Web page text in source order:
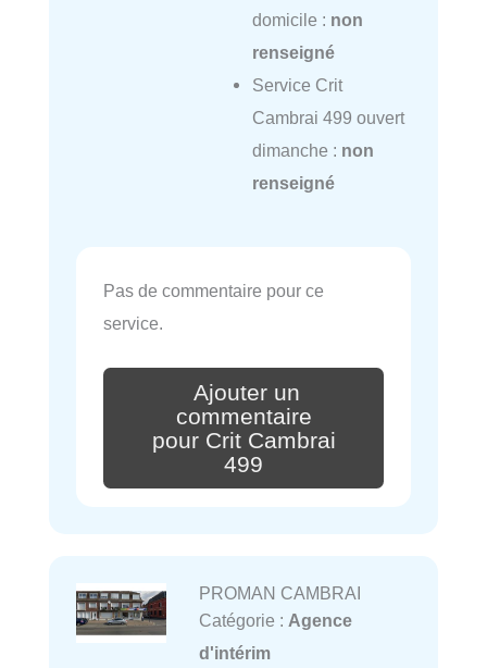
domicile : non
renseigné
Service Crit
Cambrai 499 ouvert
dimanche : non
renseigné
Pas de commentaire pour ce
service.
Ajouter un
commentaire
pour Crit Cambrai
499
PROMAN CAMBRAI
Catégorie : Agence
d'intérim